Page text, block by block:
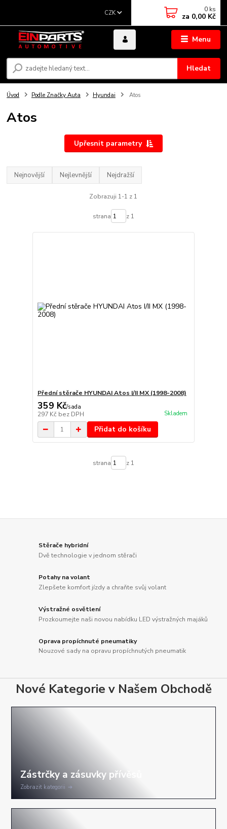
Menu
CZK
Hledat
0 ks
za 0,00 Kč
Úvod Podle Značky Auta Hyundai Atos
Atos
Upřesnit parametry
Nejnovější Nejlevnější Nejdražší
Zobrazuji 1-1 z 1
strana z 1
Přední stěrače HYUNDAI Atos I/II MX (1998-2008)
359 Kč/sada
297 Kč bez DPH Skladem
Přidat do košíku
strana z 1
Stěrače hybridní
Dvě technologie v jednom stěrači
Potahy na volant
Zlepšete komfort jízdy a chraňte svůj volant
Výstražné osvětlení
Prozkoumejte naši novou nabídku LED výstražných majáků
Oprava propíchnuté pneumatiky
Nouzové sady na opravu propíchnutých pneumatik
Nové Kategorie v Našem Obchodě
Zobrazit kategorii